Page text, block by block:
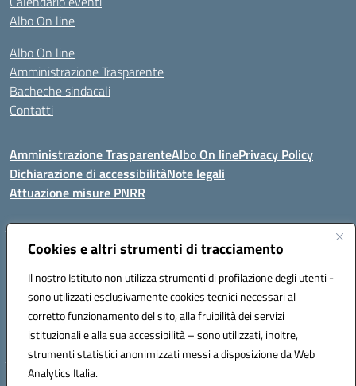
Cookies e altri strumenti di tracciamento
Il nostro Istituto non utilizza strumenti di profilazione degli utenti -
sono utilizzati esclusivamente cookies tecnici necessari al
corretto funzionamento del sito, alla fruibilità dei servizi
istituzionali e alla sua accessibilità – sono utilizzati, inoltre,
strumenti statistici anonimizzati messi a disposizione da Web
Analytics Italia.
Albo On line
Albo On line
Amministrazione Trasparente
Bacheche sindacali
Contatti
Amministrazione TrasparenteAlbo On linePrivacy Policy
Dichiarazione di accessibilitàNote legali
Attuazione misure PNRR
VIA KENNEDY, 1 91011 ALCAMO (TP)
Mail: TPIC81000X@istruzione.it PEC: TPIC81000X@pec.istruzione.it
Codice meccanografico: TPIC81000X
Codice fiscale: 80003900810
Codice Univoco Ufficio: UFHNHB